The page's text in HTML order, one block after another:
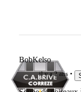
BobKelso
il y a 2 ans